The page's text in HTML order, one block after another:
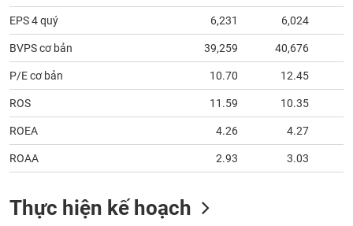
EPS 4 quý 6,231 6,024
BVPS cơ bản 39,259 40,676
P/E cơ bản 10.70 12.45
ROS 11.59 10.35
ROEA 4.26 4.27
ROAA 2.93 3.03
Thực hiện kế hoạch